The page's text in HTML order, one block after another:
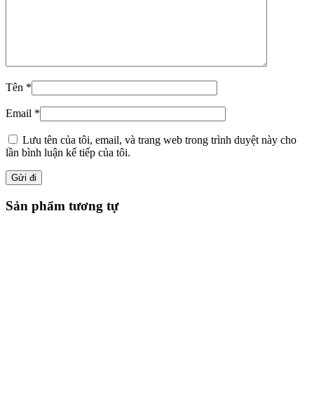
Tên *
Email *
Lưu tên của tôi, email, và trang web trong trình duyệt này cho
lần bình luận kế tiếp của tôi.
Sản phẩm tương tự